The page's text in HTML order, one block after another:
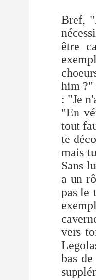
Bref,
être
him ?"
: "Je
"En
tout
te
mais
Sans
a un
pas le
vers
bas